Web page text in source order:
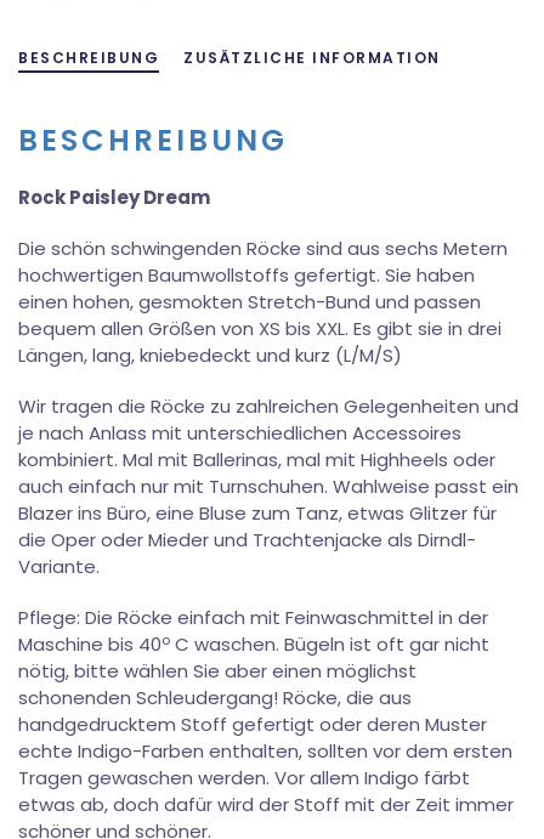
BESCHREIBUNG ZUSÄTZLICHE INFORMATION
BESCHREIBUNG
Rock Paisley Dream
Die schön schwingenden Röcke sind aus sechs Metern
hochwertigen Baumwollstoffs gefertigt. Sie haben
einen hohen, gesmokten Stretch-Bund und passen
bequem allen Größen von XS bis XXL. Es gibt sie in drei
Längen, lang, kniebedeckt und kurz (L/M/S)
Wir tragen die Röcke zu zahlreichen Gelegenheiten und
je nach Anlass mit unterschiedlichen Accessoires
kombiniert. Mal mit Ballerinas, mal mit Highheels oder
auch einfach nur mit Turnschuhen. Wahlweise passt ein
Blazer ins Büro, eine Bluse zum Tanz, etwas Glitzer für
die Oper oder Mieder und Trachtenjacke als Dirndl-
Variante.
Pflege: Die Röcke einfach mit Feinwaschmittel in der
Maschine bis 40o C waschen. Bügeln ist oft gar nicht
nötig, bitte wählen Sie aber einen möglichst
schonenden Schleudergang! Röcke, die aus
handgedrucktem Stoff gefertigt oder deren Muster
echte Indigo-Farben enthalten, sollten vor dem ersten
Tragen gewaschen werden. Vor allem Indigo färbt
etwas ab, doch dafür wird der Stoff mit der Zeit immer
schöner und schöner.